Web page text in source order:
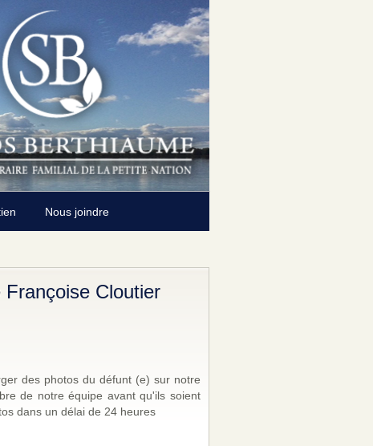
Nous joindre
Cloutier
des photos du défunt (e) sur notre
de notre équipe avant qu'ils soient
dans un délai de 24 heures